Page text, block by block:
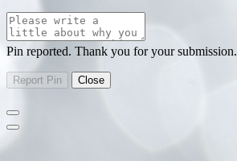
Pin reported. Thank you for your submission.